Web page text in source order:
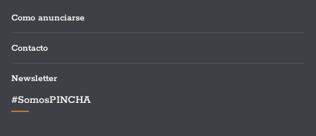
Como anunciarse
Contacto
Newsletter
#SomosPINCHA